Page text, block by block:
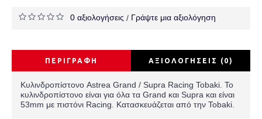
0 αξιολογήσεις / Γράψτε μια αξιολόγηση
ΠΕΡΙΓΡΑΦΉ ΑΞΙΟΛΟΓΉΣΕΙΣ (0)
Κυλινδροπίστονο Astrea Grand / Supra Racing Tobaki. Το
κυλινδροπίστονο είναι για όλα τα Grand και Supra και είναι
53mm με πιστόνι Racing. Kατασκευάζεται από την Tobaki.